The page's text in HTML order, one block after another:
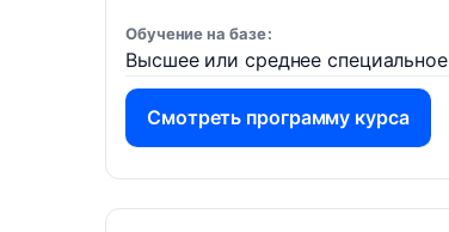
Обучение на базе
Высшее или среднее специальное
Смотреть программу курса